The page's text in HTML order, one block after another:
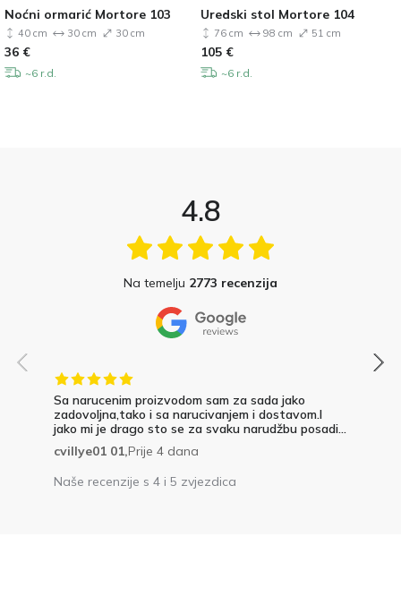
Noćni ormarić Mortore 103
40 cm 30 cm 30 cm
36 €
~6 r.d.
Uredski stol Mortore 104
76 cm 98 cm 51 cm
105 €
~6 r.d.
4.8
Na temelju 2773 recenzija
Sa narucenim proizvodom sam za sada jako
zadovoljna,tako i sa narucivanjem i dostavom.I
jako mi je drago sto se za svaku narudžbu posadi...
cvillye01 01,Prije 4 dana
Naše recenzije s 4 i 5 zvjezdica